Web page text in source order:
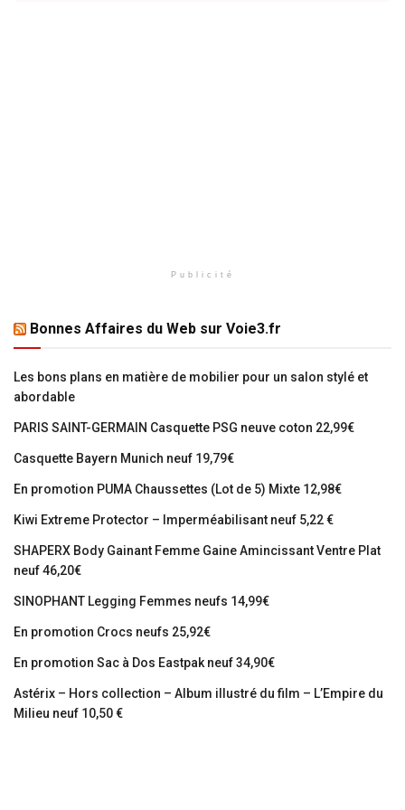
Publicité
Bonnes Affaires du Web sur Voie3.fr
Les bons plans en matière de mobilier pour un salon stylé et
abordable
PARIS SAINT-GERMAIN Casquette PSG neuve coton 22,99€
Casquette Bayern Munich neuf 19,79€
En promotion PUMA Chaussettes (Lot de 5) Mixte 12,98€
Kiwi Extreme Protector – Imperméabilisant neuf 5,22 €
SHAPERX Body Gainant Femme Gaine Amincissant Ventre Plat
neuf 46,20€
SINOPHANT Legging Femmes neufs 14,99€
En promotion Crocs neufs 25,92€
En promotion Sac à Dos Eastpak neuf 34,90€
Astérix – Hors collection – Album illustré du film – L’Empire du
Milieu neuf 10,50 €